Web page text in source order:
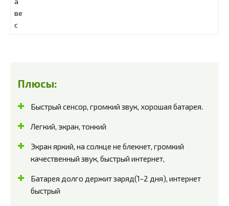
Плюсы:
Быстрый сенсор, громкий звук, хорошая батарея.
Легкий, экран, тонкий
Экран яркий, на солнце не блекнет, громкий
качественный звук, быстрый интернет,
Батарея долго держит заряд(1-2 дня), интернет
быстрый